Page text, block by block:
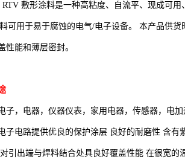
RTV 敷形涂料是一种高粘度、自流平、现成可
可用于易于腐蚀的电气/电子设备。 本产品供
性能和薄层密封。
子，电器，仪器仪表，家用电器，传感器，电
子电路提供优良的保护涂层 良好的耐磨性 含
引出端与焊料结合处具良好覆盖性能 在很宽的